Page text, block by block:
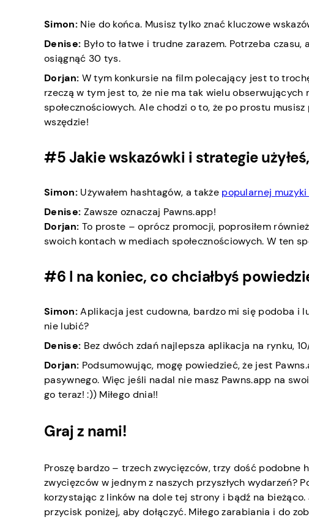
Simon:Nie do końca. Musisz tylko znać kluczowe
Denise: Było to łatwe i trudne zarazem. Potrzeba
osiągnąć 30 tys.
Dorjan: W tym konkursie na film polecający jest to
rzeczą w tym jest to, że nie ma tak wielu
społecznościowych. Ale chodzi o to, że po prostu
wszędzie!
#5 Jakie wskazówki i strategie
Simon:Używałem hashtagów, a także popularnej muzyki
Denise: Zawsze oznaczaj Pawns.app!
Dorjan: To proste – oprócz promocji, poprosiłem
swoich kontach w mediach społecznościowych. W ten
#6 I na koniec, co chciałbyś
Simon:Aplikacja jest cudowna, bardzo mi się podoba i
nie lubić?
Denise: Bez dwóch zdań najlepsza aplikacja na rynku,
Dorjan: Podsumowując, mogę powiedzieć, że jest
pasywnego. Więc jeśli nadal nie masz Pawns.app na
go teraz! :)) Miłego dnia!!
Graj z nami!
Proszę bardzo – trzech zwycięzców, trzy dość podobne
zwycięzców w jednym z naszych przyszłych wydarzeń?
korzystając z linków na dole tej strony i bądź na
przycisk poniżej, aby dołączyć. Miłego zarabiania i do